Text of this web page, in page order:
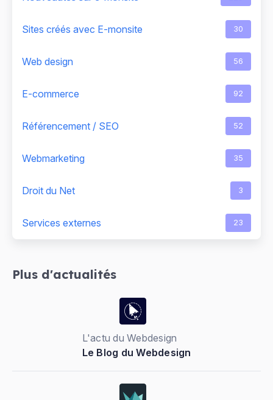
Sites créés avec E-monsite 30
Web design 56
E-commerce 92
Référencement / SEO 52
Webmarketing 35
Droit du Net 3
Services externes 23
Plus d'actualités
L'actu du Webdesign
Le Blog du Webdesign